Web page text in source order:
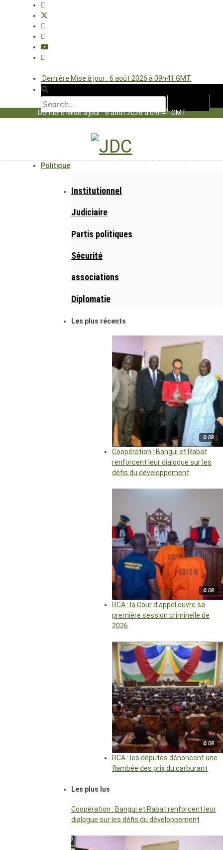
Dernière Mise à jour : 6 août 2026 à 09h41 GMT
Dernière Mise à jour : 6 août 2026 à 09h41 GMT
Politique
Institutionnel
Judiciaire
Partis politiques
Sécurité
associations
Diplomatie
Les plus récents
© DR
Coopération : Bangui et Rabat
renforcent leur dialogue sur les
défis du développement
© DR
RCA : la Cour d’appel ouvre sa
première session criminelle de
2026
© DR
RCA : les députés dénoncent une
flambée des prix du carburant
Les plus lus
Coopération : Bangui et Rabat renforcent leur
dialogue sur les défis du développement